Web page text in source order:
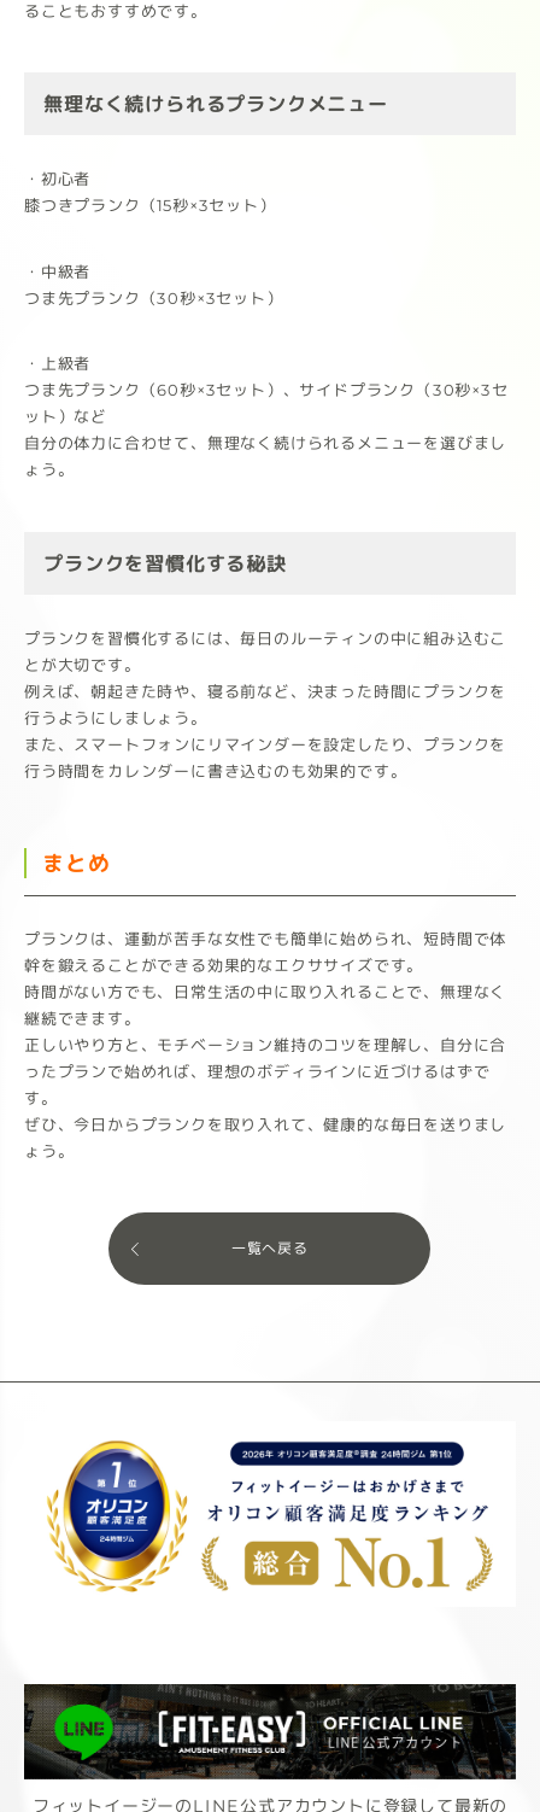
ることもおすすめです。
無理なく続けられるプランクメニュー
・初心者
膝つきプランク（15秒×3セット）
・中級者
つま先プランク（30秒×3セット）
・上級者
つま先プランク（60秒×3セット）、サイドプランク（30秒×3セ
ット）など
自分の体力に合わせて、無理なく続けられるメニューを選びまし
ょう。
プランクを習慣化する秘訣
プランクを習慣化するには、毎日のルーティンの中に組み込むこ
とが大切です。
例えば、朝起きた時や、寝る前など、決まった時間にプランクを
行うようにしましょう。
また、スマートフォンにリマインダーを設定したり、プランクを
行う時間をカレンダーに書き込むのも効果的です。
まとめ
プランクは、運動が苦手な女性でも簡単に始められ、短時間で体
幹を鍛えることができる効果的なエクササイズです。
時間がない方でも、日常生活の中に取り入れることで、無理なく
継続できます。
正しいやり方と、モチベーション維持のコツを理解し、自分に合
ったプランで始めれば、理想のボディラインに近づけるはずで
す。
ぜひ、今日からプランクを取り入れて、健康的な毎日を送りまし
ょう。
一覧へ戻る
フィットイージーのLINE公式アカウントに登録して最新の